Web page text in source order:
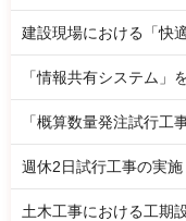
建設現場における「快
「情報共有システム」
「概算数量発注試行工
週休2日試行工事の実施
土木工事における工期